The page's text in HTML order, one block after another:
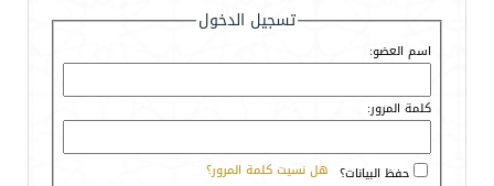
تسجيل الدخول
اسم العضو:
كلمة المرور:
هل نسيت كلمة المرور؟ حفظ البيانات؟